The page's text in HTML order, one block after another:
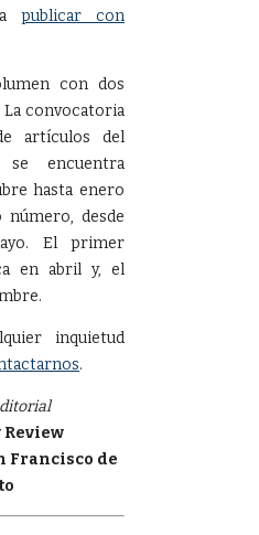
publicar con
con dos
La convocatoria
artículos del
encuentra
hasta enero
número, desde
El primer
en abril y, el
inquietud
.
Review
Francisco de